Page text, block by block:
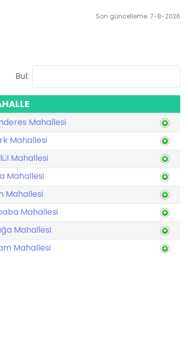
Son güncelleme: 7-8-2026
Bul:
Mahallesi
Mahallesi
Mahallesi
Mahallesi
Mahallesi
Mahallesi
Mahallesi
Mahallesi